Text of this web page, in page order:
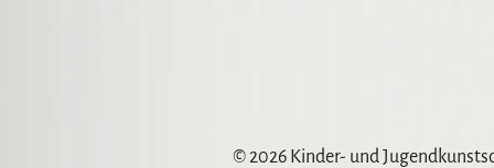
© 2026 Kinder- und